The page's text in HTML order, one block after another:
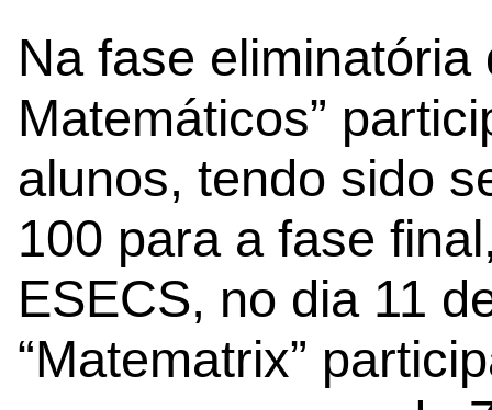
Na fase eliminatória
Matemáticos”
alunos, tendo sido
100 para a fase
ESECS, no dia 11
“Matematrix”